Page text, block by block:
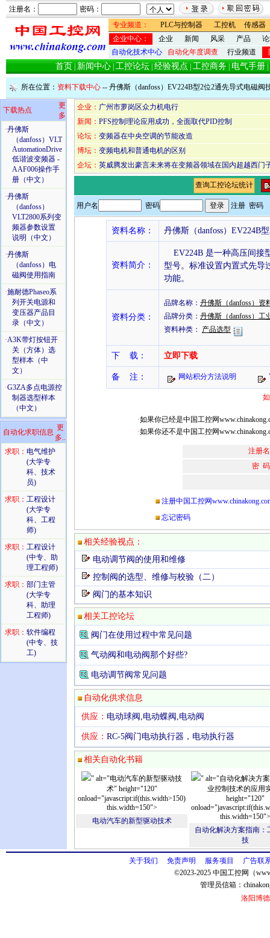
注册名：
密码：
专业频道：
PLC与控制器 工控机
传感器
企业中心：
企业 新闻 风采 产品
自动化技术中心
自动化年度调查 行业频道
首页 新闻中心 工控论坛 经验视点 工控商务 电气手册
所在位置： 资料下载中心 -- 丹佛斯（danfoss）EV224B型2位2通先导式电磁阀
下载热点
更
多
·丹佛斯
（danfoss）VLT
AutomationDrive
低谐波变频器 -
AAF006操作手
册（中文）
·丹佛斯
（danfoss）
VLT2800系列变
频器参数设置
说明（中文）
·丹佛斯
（danfoss）电
磁阀使用指南
·施耐德Phaseo系
列开关电源和
变压器产品目
录（中文）
·A3K带灯按钮开
关（方体）选
型样本（中
文）
·G3ZA多点电源控
制器选型样本
（中文）
自动化求职信息
更
多..
求职： 电气维护
(大学专
科、技术
员)
求职： 工程设计
(大学专
科、工程
师)
求职： 工程设计
(中专、助
理工程师)
求职： 部门主管
(大学专
科、助理
工程师)
求职： 软件编程
(中专、技
工)
企业： 广州市萝岗区众力机电行
新闻： PFS控制理论应用成功，全面取代PID控制
论坛： 变频器在中央空调的节能改造
博坛： 变频电机和普通电机的区别
企坛： 英威腾发出豪言未来将在变频器领域在国内超越西门
查询工控论坛统计
用户名 密码 注册 密码
资料名称： 丹佛斯（danfoss）EV224B
资料简介：
EV224B 是一种高压间接
型号。标准设置内置式先导
功能。
资料分类：
品牌名称： 丹佛斯（danfoss）资
品牌分类： 丹佛斯（danfoss）工
资料种类：
产品选型
下 载： 立即下载
备 注： 网站积分方法说明
·如果你已经是中国工控网
·如果你还不是中国工控网
注册
密
注册中国工控网
忘记密码
相关经验视点：
电动调节阀的使用和维修
控制阀的选型、维修与校验（二）
阀门的基本知识
相关工控论坛
阀门在使用过程中常见问题
气动阀和电动阀那个好些?
电动调节阀常见问题
自动化供求信息
供应： 电动球阀,电动蝶阀,电动阀
供应： RC-5阀门电动执行器，电动执行器
相关自动化书籍
" alt="电动汽车的新型驱动技
术" height="120"
onload="javascript:if(this.width>150)
this.width=150">
电动汽车的新型驱动技术
" alt="自动化解决方
业控制技术的应用
height="120"
this.width=150">
自动化解决方案指南：
技
关于我们 免责声明 服务项目
广告联
©2023-2025 中国工控网（
管理员信箱：
洛阳博